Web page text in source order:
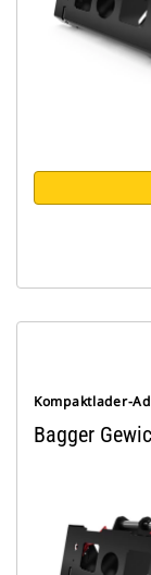
Kompaktlader-
Bagger